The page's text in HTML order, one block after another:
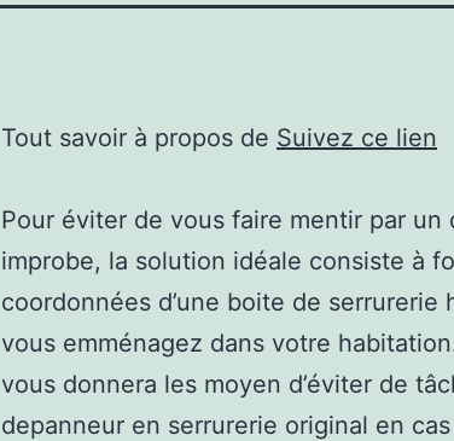
Tout savoir à propos de Suivez ce lien
Pour éviter de vous faire mentir par un
improbe, la solution idéale consiste à
coordonnées d’une boite de serrurerie
vous emménagez dans votre
vous donnera les moyen d’éviter de
depanneur en serrurerie original en